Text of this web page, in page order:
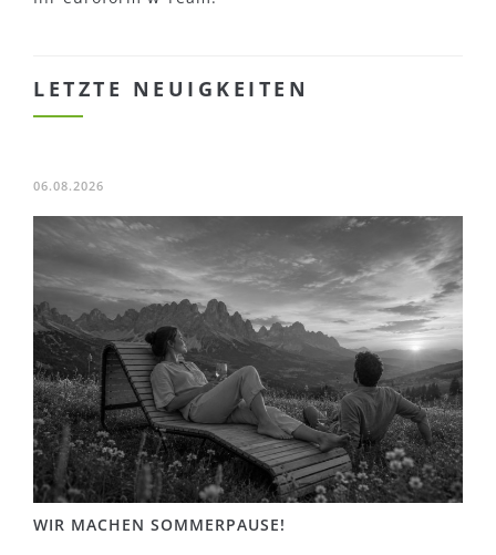
LETZTE NEUIGKEITEN
06.08.2026
WIR MACHEN SOMMERPAUSE!